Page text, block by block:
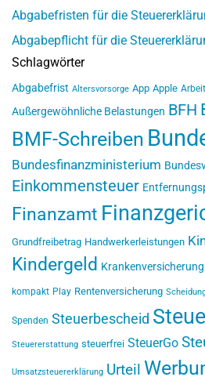
Abgabefristen für die
Abgabepflicht für die
Schlagwörter
Abgabefrist Altersvorsorge App Apple
Außergewöhnliche Belastungen BFH
BMF-Schreiben
Bundesfinanzministerium
Einkommensteuer
Finanzamt
Grundfreibetrag Handwerkerleistungen
Kindergeld Krankenversicherung
kompakt Play Rentenversicherung
Spenden Steuerbescheid
Steuererstattung steuerfrei SteuerGo
Umsatzsteuererklärung Urteil